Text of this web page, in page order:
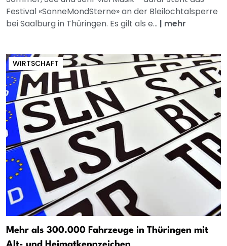
Festival «SonneMondSterne» an der Bleilochtalsperre
bei Saalburg in Thüringen. Es gilt als e... | mehr
WIRTSCHAFT
Mehr als 300.000 Fahrzeuge in Thüringen mit